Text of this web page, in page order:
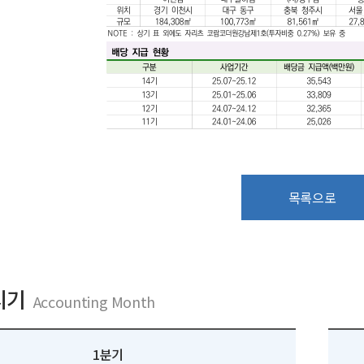
목록으로
Accounting Month
1분기